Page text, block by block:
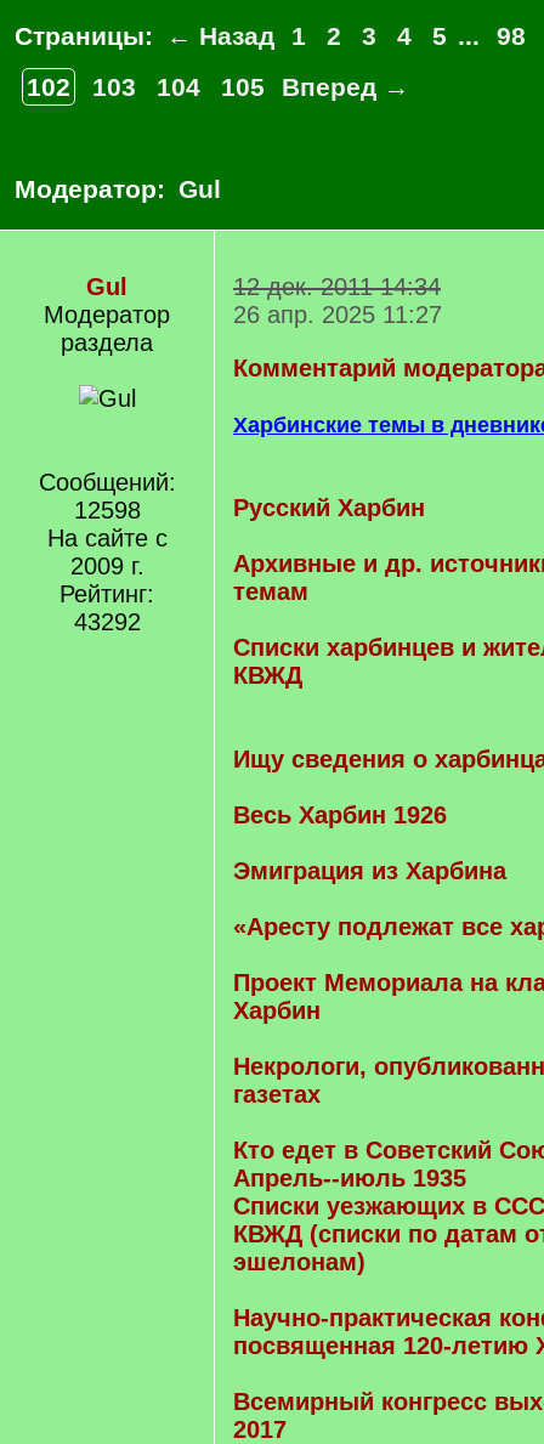
Страницы: ← Назад 1 2 3 4 5 ...
98
102
103 104 105 Вперед →
Модератор: Gul
Gul
Модератор
раздела
Сообщений:
12598
На сайте с
2009 г.
Рейтинг:
43292
12 дек. 2011 14:34
26 апр. 2025 11:27
Комментарий
Харбинские темы в
Русский Харбин
Архивные и др.
темам
Cписки харбинцев и
КВЖД
Ищу сведения о
Весь Харбин 1926
Эмиграция из Харбина
«Аресту подлежат все
Проект Мемориала на
Харбин
Некрологи,
газетах
Кто едет в Советский
Апрель--июль 1935
Списки уезжающих в
КВЖД (списки по датам
эшелонам)
Научно-практическая
посвященная 120-летию
Всемирный конгресс
2017